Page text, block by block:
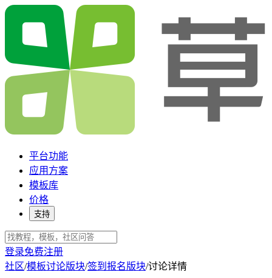
平台功能
应用方案
模板库
价格
支持
登录免费注册
社区/模板讨论版块/签到报名版块/讨论详情